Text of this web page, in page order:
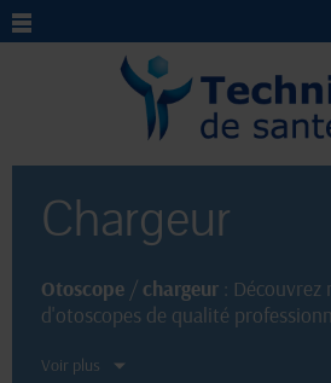
Chargeur
Otoscope / chargeur :
d'otoscopes de qualité
Notre gamme de
Voir plus